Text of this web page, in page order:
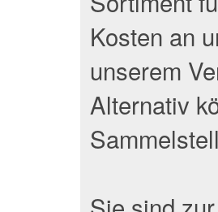
Kosten an
unserem
Alternativ